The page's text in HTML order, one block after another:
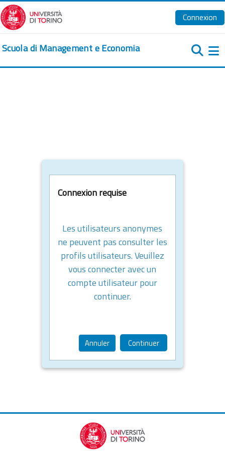
Passer au contenu principal
Connexion
Scuola di Management e Economia
Connexion requise
Les utilisateurs anonymes
ne peuvent pas consulter les
profils utilisateurs. Veuillez
vous connecter avec un
compte utilisateur pour
continuer.
Annuler Continuer